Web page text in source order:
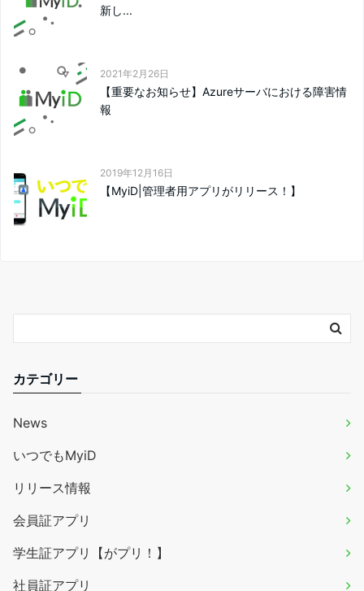
新し...
2021年2月26日
【重要なお知らせ】Azureサーバにおける障害情
報
2019年12月16日
【MyiD|管理者用アプリがリリース！】
カテゴリー
News
いつでもMyiD
リリース情報
会員証アプリ
学生証アプリ【がプリ！】
社員証アプリ